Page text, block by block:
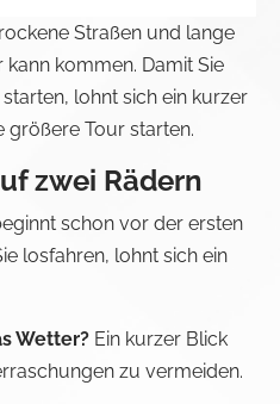
Straßen und lange
kommen. Damit Sie
lohnt sich ein kurzer
größere Tour starten.
zwei Rädern
schon vor der ersten
losfahren, lohnt sich ein
Wetter? Ein kurzer Blick
zu vermeiden.